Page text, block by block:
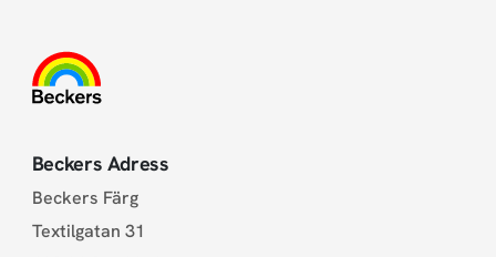
Beckers Adress
Beckers Färg
Textilgatan 31